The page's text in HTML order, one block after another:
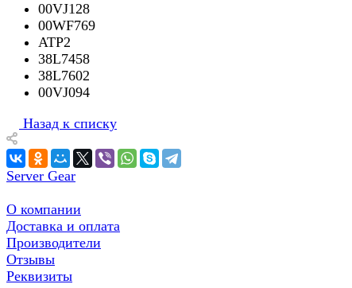
00VJ128
00WF769
ATP2
38L7458
38L7602
00VJ094
Назад к списку
Server Gear
О компании
Доставка и оплата
Производители
Отзывы
Реквизиты